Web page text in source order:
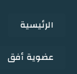
الرئيسية
عضوية أفق